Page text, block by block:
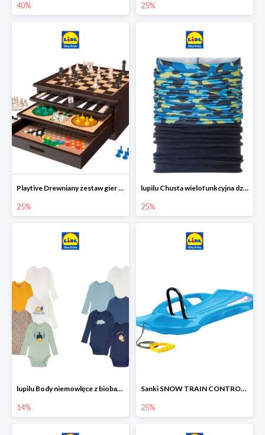
40% 25%
Playtive Drewniany zestaw gier 10 w 1
25%
lupilu Chusta wielofunkcyjna dziecięca
25%
lupilu Body niemowlęce z biobawełny
14%
Sanki SNOW TRAIN CONTROL -25%
25%